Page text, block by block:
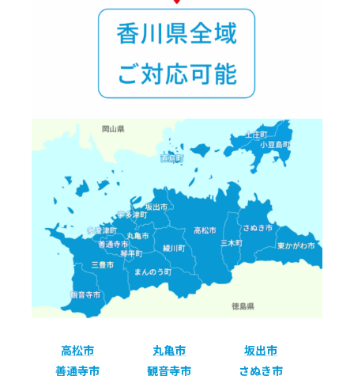
高松市 丸亀市
坂出市
善通寺市
観音寺市
さぬき市